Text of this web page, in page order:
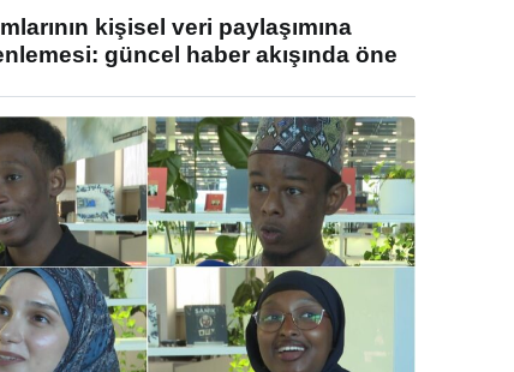
kişisel veri paylaşımına
güncel haber akışında öne